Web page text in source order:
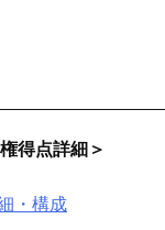
得点詳細＞
・構成